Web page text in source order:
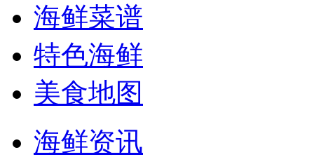
海鲜菜谱
特色海鲜
美食地图
海鲜资讯